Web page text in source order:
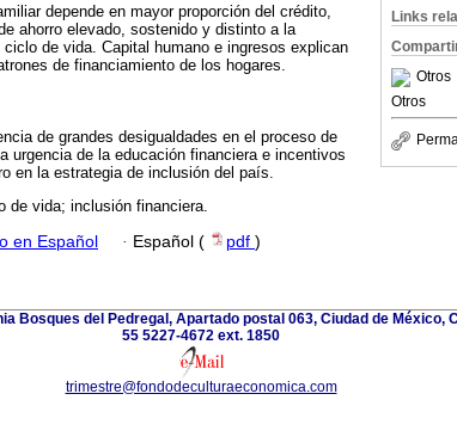
Links
Otros
Otros
depende en mayor proporción del crédito,
ahorro elevado, sostenido y distinto a la
de vida. Capital humano e ingresos explican
de financiamiento de los hogares.
de grandes desigualdades en el proceso de
urgencia de la educación financiera e incentivos
en la estrategia de inclusión del país.
de vida; inclusión financiera.
en Español · Español ( pdf )
Bosques del Pedregal, Apartado postal 063, Ciudad de México,
55 5227-4672 ext. 1850
trimestre@fondodeculturaeconomica.com